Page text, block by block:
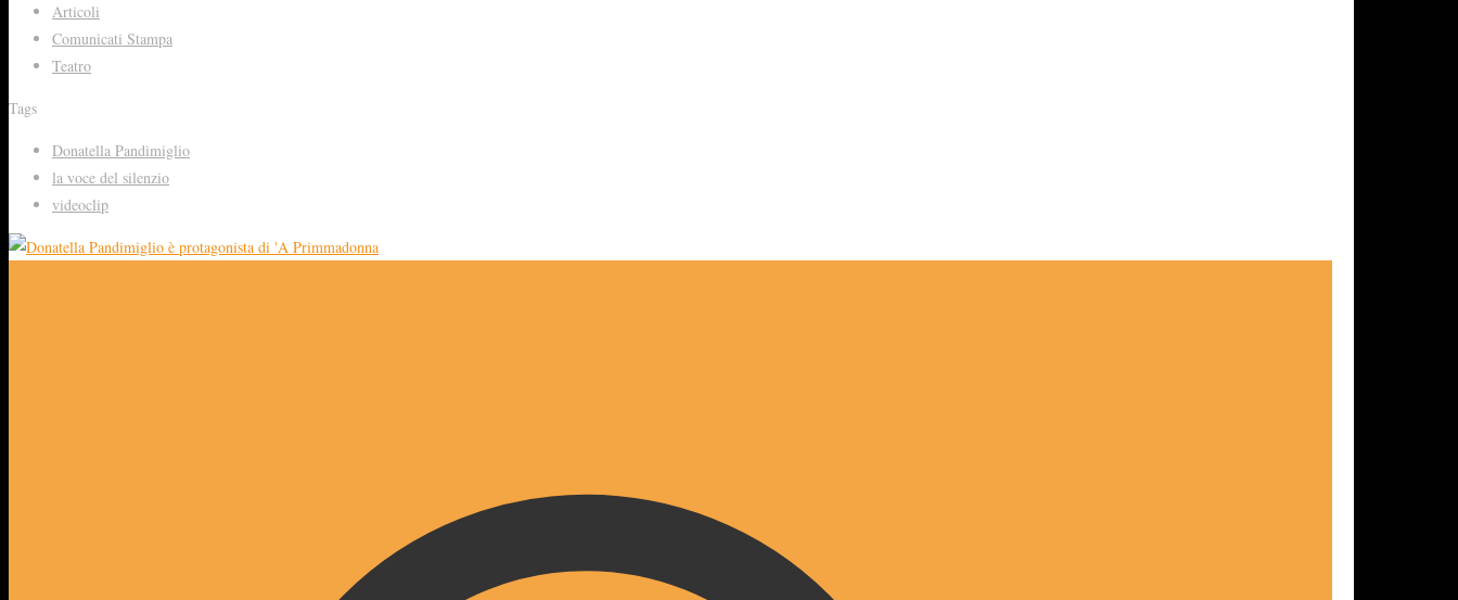
Articoli
Comunicati Stampa
Teatro
Tags
Donatella Pandimiglio
la voce del silenzio
videoclip